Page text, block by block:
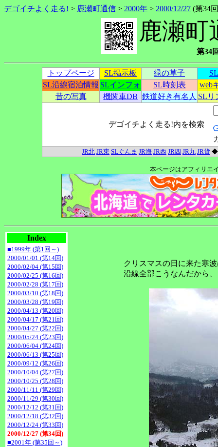
デゴイチよく走る! > 鹿瀬町通信 > 2000年 > 2000/12/27 (第34
鹿瀬町
第34
トップページ SL掲示板 緑の草子
SL沿線宿泊情報 SLインフォ SL時刻表
web
昔の写真
機関車DB 鉄道好き有名人 SLリ
デゴイチよく走る!内を検索
JR北 JR東 SLぐんま JR海 JR西 JR四 JR九 JR貨
本ページはアフィリエ
Index
■1999年 (第1回～)
2000/01/01 (第14回)
2000/02/04 (第15回)
2000/02/25 (第16回)
2000/02/28 (第17回)
2000/03/10 (第18回)
2000/03/28 (第19回)
2000/04/13 (第20回)
2000/04/17 (第21回)
2000/04/27 (第22回)
2000/05/24 (第23回)
2000/06/04 (第24回)
2000/06/13 (第25回)
2000/09/12 (第26回)
2000/10/04 (第27回)
2000/10/25 (第28回)
2000/11/11 (第29回)
2000/11/29 (第30回)
2000/12/12 (第31回)
2000/12/18 (第32回)
2000/12/24 (第33回)
2000/12/27 (第34回)
■2001年 (第35回～)
クリスマスの日に来た寒
沿線全部こうなんだから